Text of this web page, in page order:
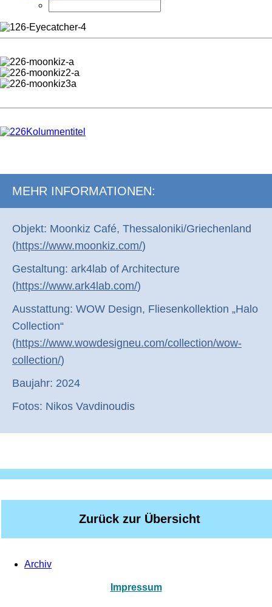
MEHR INFORMATIONEN:
Objekt: Moonkiz Café, Thessaloniki/Griechenland
(https://www.moonkiz.com/)
Gestaltung: ark4lab of Architecture
(https://www.ark4lab.com/)
Ausstattung: WOW Design, Fliesenkollektion „Halo
Collection“
(https://www.wowdesigneu.com/collection/wow-
collection/)
Baujahr: 2024
Fotos: Nikos Vavdinoudis
Zurück zur Übersicht
Archiv
Impressum